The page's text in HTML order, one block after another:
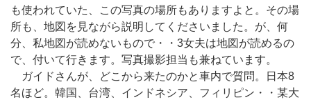
も使われていた、この写真の場所もありますよと。その場
所も、地図を見ながら説明してくださいました。が、何
分、私地図が読めないもので・・3女夫は地図が読めるの
で、付いて行きます。写真撮影担当も兼ねています。
ガイドさんが、どこから来たのかと車内で質問。日本8
名ほど。韓国、台湾、インドネシア、フィリピン・・某大